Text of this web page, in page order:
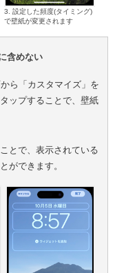
3. 設定した頻度(タイミング)
で壁紙が変更されます
含めない
ら「カスタマイズ」を
ップすることで、壁紙
とで、表示されている
ができます。